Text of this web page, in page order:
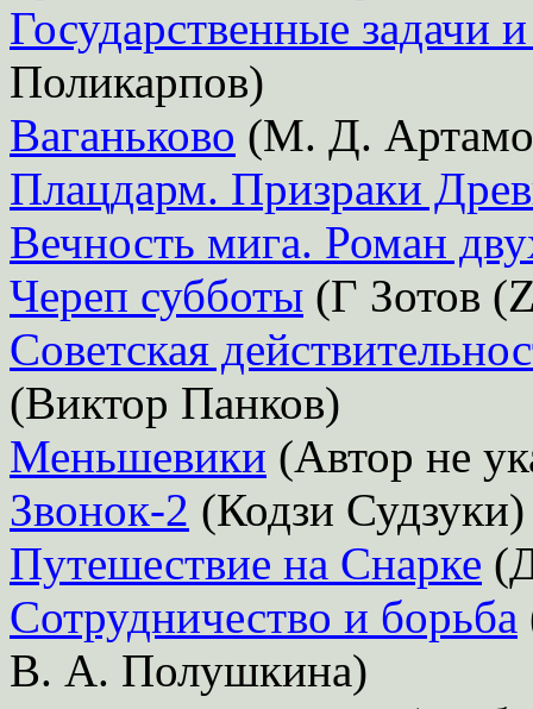
Государственные задачи
Поликарпов)
Ваганьково (М. Д.
Плацдарм. Призраки
Вечность мига. Роман
Череп субботы (Г Зотов
Советская
(Виктор Панков)
Меньшевики (Автор не
Звонок-2 (Кодзи Судзуки)
Путешествие на Снарке
Сотрудничество и борьба
В. А. Полушкина)